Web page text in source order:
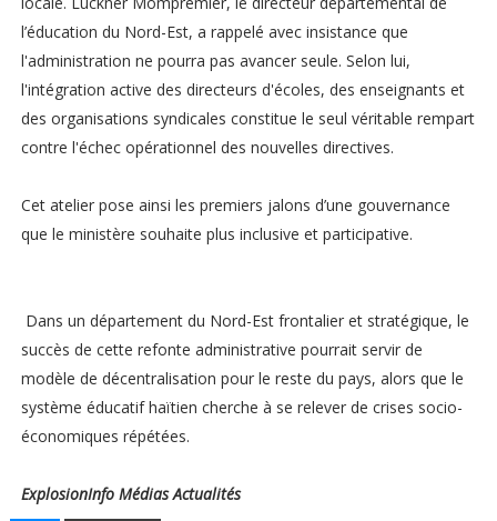
l’éducation du Nord-Est, a rappelé avec insistance que
l'administration ne pourra pas avancer seule. Selon lui,
l'intégration active des directeurs d'écoles, des enseignants et
des organisations syndicales constitue le seul véritable rempart
contre l'échec opérationnel des nouvelles directives.
Cet atelier pose ainsi les premiers jalons d’une gouvernance
que le ministère souhaite plus inclusive et participative.
Dans un département du Nord-Est frontalier et stratégique, le
succès de cette refonte administrative pourrait servir de
modèle de décentralisation pour le reste du pays, alors que le
système éducatif haïtien cherche à se relever de crises socio-
économiques répétées.
ExplosionInfo Médias Actualités